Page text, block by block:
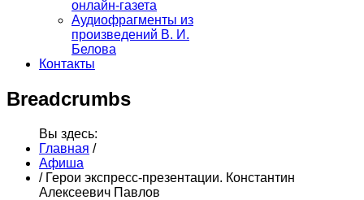
онлайн-газета
Аудиофрагменты из
произведений В. И.
Белова
Контакты
Breadcrumbs
Вы здесь:
Главная /
Афиша
/ Герои экспресс-презентации. Константин
Алексеевич Павлов